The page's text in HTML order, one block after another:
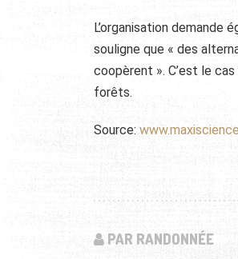
L’organisation demande
souligne que « des
coopèrent ». C’est le
forêts.
Source:
PAR RANDONNÉE